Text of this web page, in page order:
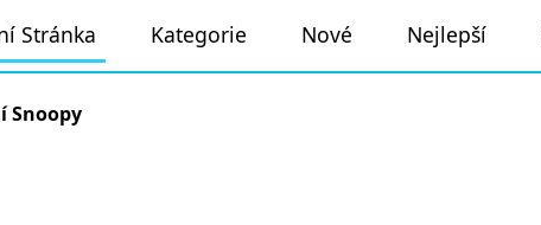
Stránka Kategorie Nové Nejlepší
Snoopy